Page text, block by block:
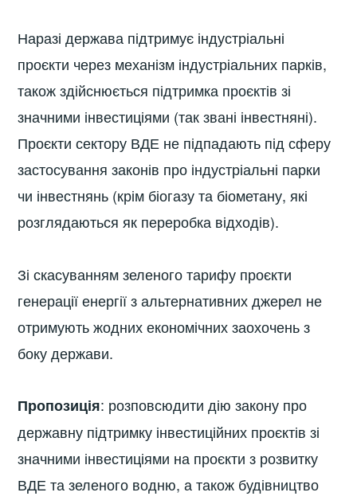
Наразі держава підтримує індустріальні
проєкти через механізм індустріальних парків,
також здійснюється підтримка проєктів зі
значними інвестиціями (так звані інвестняні).
Проєкти сектору ВДЕ не підпадають під сферу
застосування законів про індустріальні парки
чи інвестнянь (крім біогазу та біометану, які
розглядаються як переробка відходів).
Зі скасуванням зеленого тарифу проєкти
генерації енергії з альтернативних джерел не
отримують жодних економічних заохочень з
боку держави.
Пропозиція: розповсюдити дію закону про
державну підтримку інвестиційних проєктів зі
значними інвестиціями на проєкти з розвитку
ВДЕ та зеленого водню, а також будівництво